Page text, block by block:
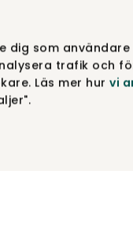
dig som
trafik och
Läs mer hurvi